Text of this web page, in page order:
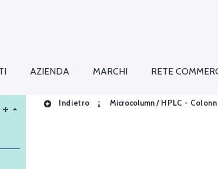
AZIENDA MARCHI RETE
Indietro Microcolumn / HPLC -